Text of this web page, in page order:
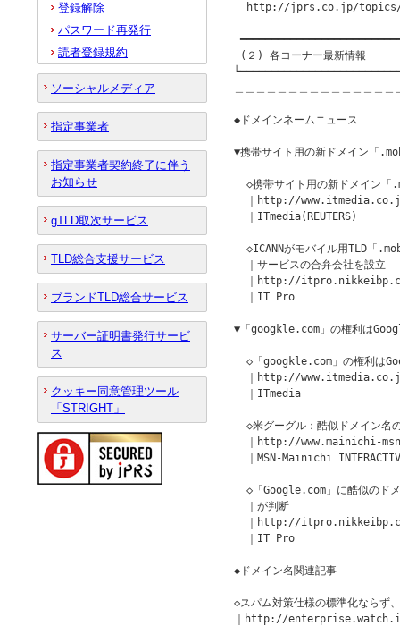
http://jprs.co.jp/
(２) 各コーナー最新情報
◆ドメインネームニュー
▼携帯サイト用の新ドメイン「
◇携帯サイト用の新ドメイン
｜http://
  ｜ITmedia(REUTERS)
◇ICANNがモバイル用TLD「
  ｜サービスの合弁会社を設立
｜http://
  ｜IT Pro
▼「googkle.com」の権利は
◇「googkle.com」の権利は
｜http://
  ｜ITmedia
◇米グーグル：酷似ドメイン名
｜http://www.mainichi-
｜MSN-Mainichi
◇「Google.com」に酷似のド
  ｜が判断
｜http://
  ｜IT Pro
◆ドメイン名関連記事
◇スパム対策仕様の標準化ならず
｜http://
登録解除
パスワード再発行
読者登録規約
ソーシャルメディア
指定事業者
指定事業者契約終了に伴う
お知らせ
gTLD取次サービス
TLD総合支援サービス
ブランドTLD総合サービス
サーバー証明書発行サービ
ス
クッキー同意管理ツール
「STRIGHT」